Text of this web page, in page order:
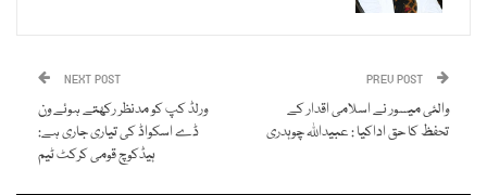
والئی میسور نے اسلامی اقدار کے
تحفظ کا حق اداکیا : عبیداللہ چوہدری
NEXT POST
ورلڈ کپ کو مدنظر رکھتے ہوئے ون
ڈے اسکواڈ کی تیاری جاری ہے:
ہیڈکوچ قومی کرکٹ ٹیم